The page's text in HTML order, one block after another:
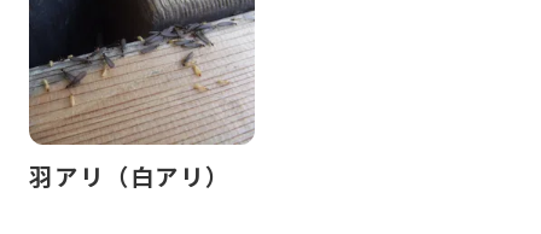
羽アリ（白アリ）